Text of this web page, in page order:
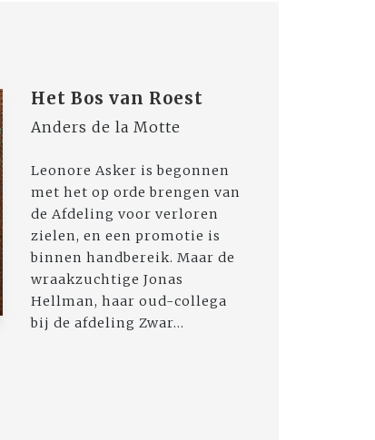
Het Bos van Roest
Anders de la Motte
Leonore Asker is begonnen
met het op orde brengen van
de Afdeling voor verloren
zielen, en een promotie is
binnen handbereik. Maar de
wraakzuchtige Jonas
Hellman, haar oud-collega
bij de afdeling Zwar...